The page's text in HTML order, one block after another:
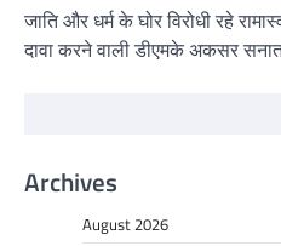
जाति और धर्म के घोर विरोधी रहे
दावा करने वाली डीएमके अकसर
Archives
August 2026